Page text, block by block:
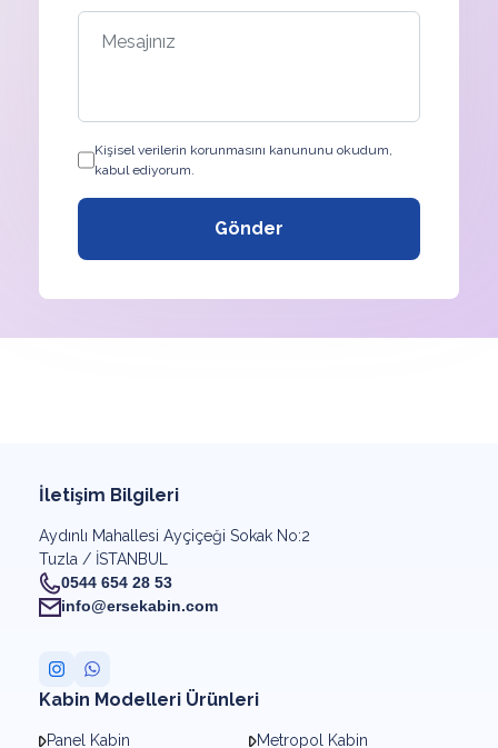
Kişisel verilerin korunmasını kanununu okudum,
kabul ediyorum.
Gönder
İletişim Bilgileri
Aydınlı Mahallesi Ayçiçeği Sokak No:2
Tuzla / İSTANBUL
0544 654 28 53
info@ersekabin.com
Kabin Modelleri Ürünleri
Panel Kabin
Metropol Kabin